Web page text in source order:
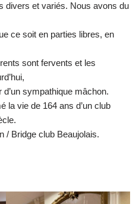
divers et variés. Nous avons du
ce soit en parties libres, en
sont fervents et les
sympathique mâchon.
la vie de 164 ans d’un club
/ Bridge club Beaujolais.